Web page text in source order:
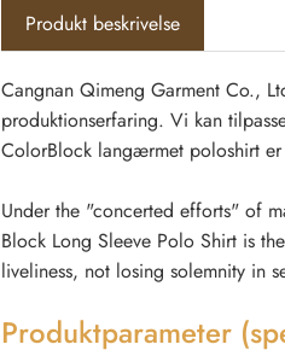
Produkt beskrivelse
Cangnan Qimeng Garment Co.,
produktionserfaring. Vi kan
ColorBlock langærmet poloshirt
Under the "concerted efforts" of
Block Long Sleeve Polo Shirt is
liveliness, not losing solemnity in
Produktparameter